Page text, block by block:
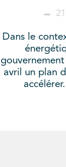
Dans le
avril un plan